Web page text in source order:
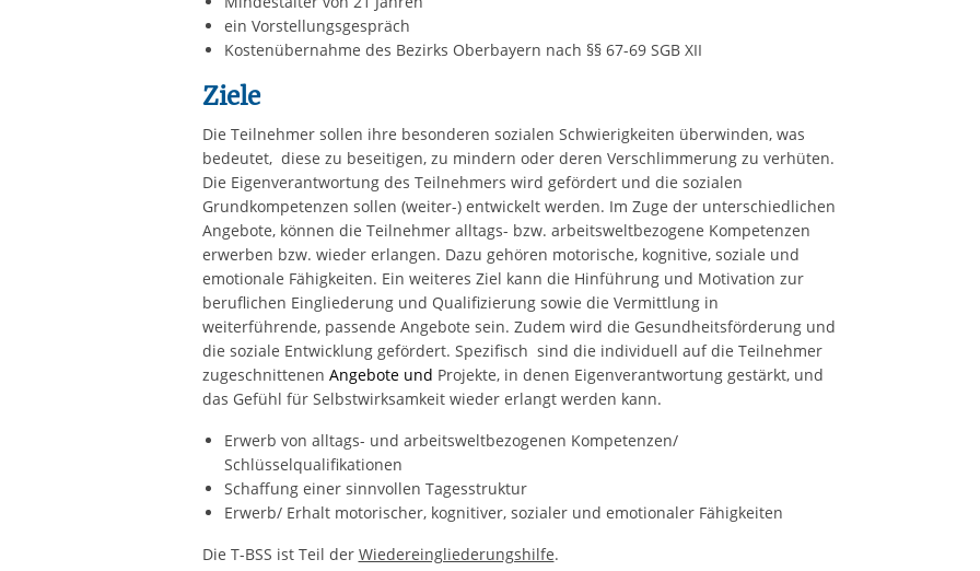
ein Vorstellungsgespräch
Kostenübernahme des Bezirks Oberbayern nach §§ 67-69 SGB XII
Ziele
Die Teilnehmer sollen ihre besonderen sozialen Schwierigkeiten überwinden, was
bedeutet, diese zu beseitigen, zu mindern oder deren Verschlimmerung zu verhüten.
Die Eigenverantwortung des Teilnehmers wird gefördert und die sozialen
Grundkompetenzen sollen (weiter-) entwickelt werden. Im Zuge der unterschiedlichen
Angebote, können die Teilnehmer alltags- bzw. arbeitsweltbezogene Kompetenzen
erwerben bzw. wieder erlangen. Dazu gehören motorische, kognitive, soziale und
emotionale Fähigkeiten. Ein weiteres Ziel kann die Hinführung und Motivation zur
beruflichen Eingliederung und Qualifizierung sowie die Vermittlung in
weiterführende, passende Angebote sein. Zudem wird die Gesundheitsförderung und
die soziale Entwicklung gefördert. Spezifisch sind die individuell auf die Teilnehmer
zugeschnittenen Angebote und Projekte, in denen Eigenverantwortung gestärkt, und
das Gefühl für Selbstwirksamkeit wieder erlangt werden kann.
Erwerb von alltags- und arbeitsweltbezogenen Kompetenzen/
Schlüsselqualifikationen
Schaffung einer sinnvollen Tagesstruktur
Erwerb/ Erhalt motorischer, kognitiver, sozialer und emotionaler Fähigkeiten
Die T-BSS ist Teil der Wiedereingliederungshilfe.